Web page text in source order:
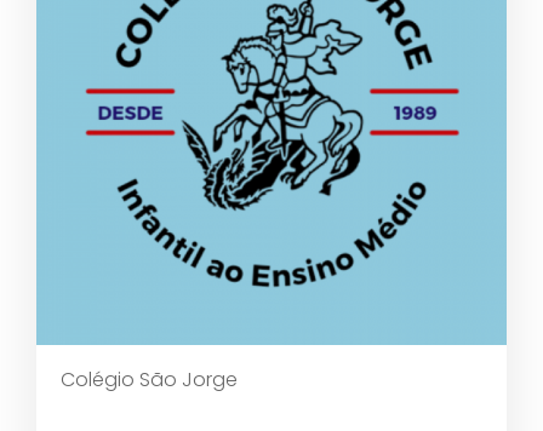
Colégio São Jorge